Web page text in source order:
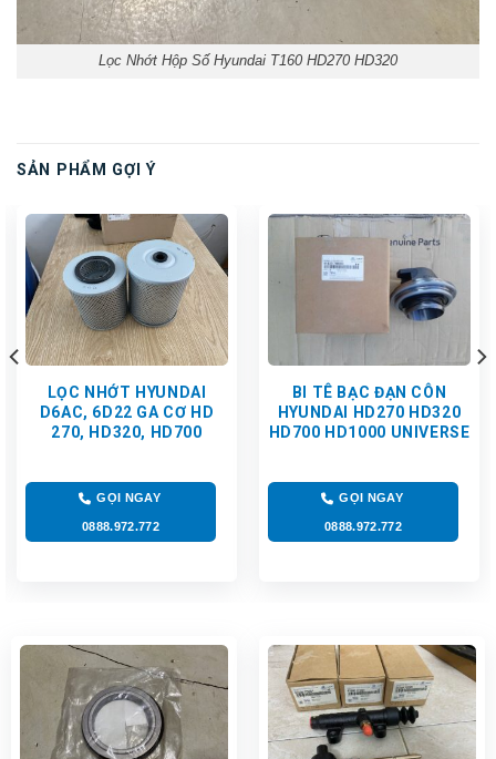
Lọc Nhớt Hộp Số Hyundai T160 HD270 HD320
SẢN PHẨM GỢI Ý
LỌC NHỚT HYUNDAI
D6AC, 6D22 GA CƠ HD
270, HD320, HD700
GỌI NGAY
0888.972.772
BI TÊ BẠC ĐẠN CÔN
HYUNDAI HD270 HD320
HD700 HD1000 UNIVERSE
GỌI NGAY
0888.972.772